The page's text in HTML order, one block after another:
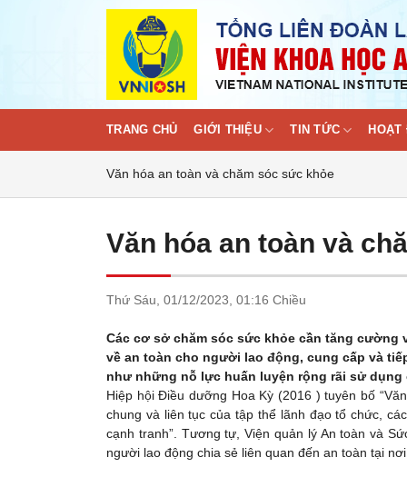
TRANG CHỦ GIỚI THIỆU TIN TỨC HOẠT
Văn hóa an toàn và chăm sóc sức khỏe
Văn hóa an toàn và
Thứ Sáu, 01/12/2023, 01:16 Chiều
Các cơ sở chăm sóc sức khỏe cần tăng cường
về an toàn cho người lao động, cung cấp và
như những nỗ lực huấn luyện rộng rãi sử
Hiệp hội Điều dưỡng Hoa Kỳ (2016 ) tuyên bố
chung và liên tục của tập thể lãnh đạo tổ chức,
cạnh tranh”. Tương tự, Viện quản lý An toàn và
người lao động chia sẻ liên quan đến an toàn tại nơi